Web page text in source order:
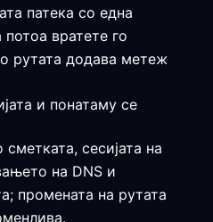
патека со една
потоа вратете го
рутата додава метеж
и понатаму се
сесијата на
на DNS и
промената на рутата